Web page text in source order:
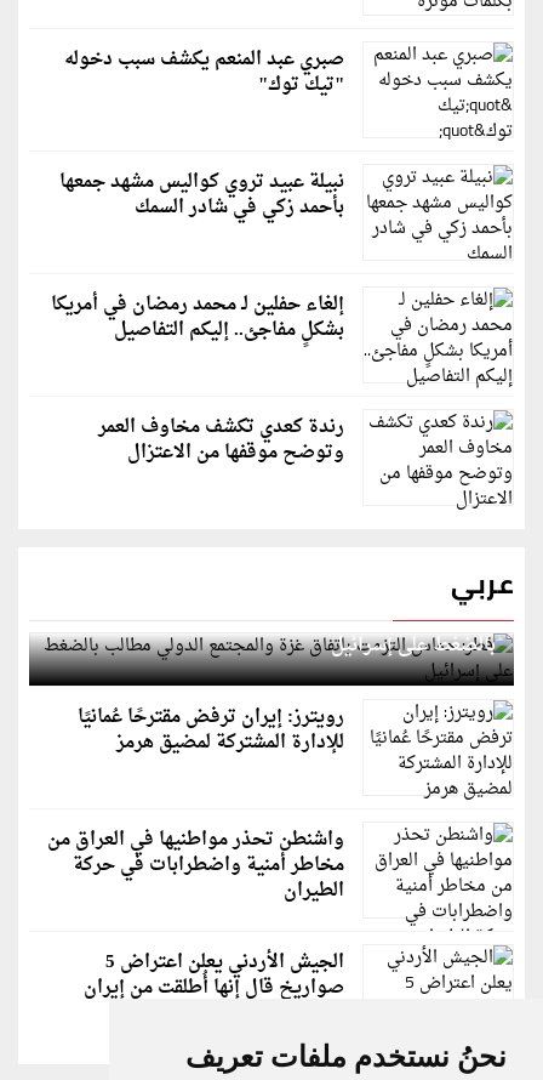
نحنُ نستخدم ملفات تعريف
صبري عبد المنعم يكشف سبب دخوله
"تيك توك"
نبيلة عبيد تروي كواليس مشهد جمعها
بأحمد زكي في شادر السمك
إلغاء حفلين لـ محمد رمضان في أمريكا
بشكلٍ مفاجئ.. إليكم التفاصيل
رندة كعدي تكشف مخاوف العمر
وتوضح موقفها من الاعتزال
عربي
قطر: حماس التزمت باتفاق غزة والمجتمع الدولي مطالب
بالضغط على إسرائيل
رويترز: إيران ترفض مقترحًا عُمانيًا
للإدارة المشتركة لمضيق هرمز
واشنطن تحذر مواطنيها في العراق من
مخاطر أمنية واضطرابات في حركة
الطيران
الجيش الأردني يعلن اعتراض 5
صواريخ قال إنها أُطلقت من إيران